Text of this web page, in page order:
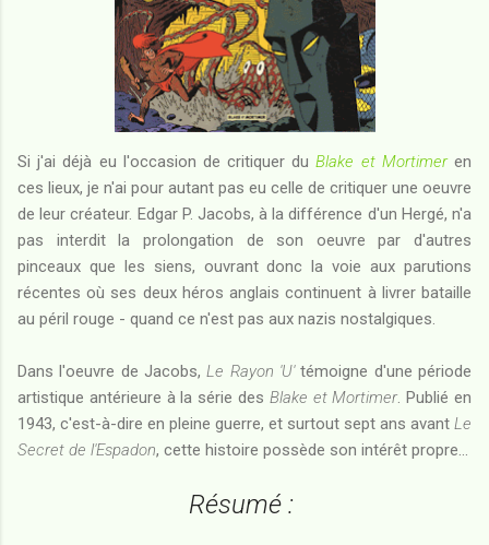
Si j'ai déjà eu l'occasion de critiquer duBlake et Mortimeren
ces lieux, je n'ai pour autant pas eu celle de critiquer une oeuvre
de leur créateur. Edgar P. Jacobs, à la différence d'un Hergé, n'a
pas interdit la prolongation de son oeuvre par d'autres
pinceaux que les siens, ouvrant donc la voie aux parutions
récentes où ses deux héros anglais continuent à livrer bataille
au péril rouge - quand ce n'est pas aux nazis nostalgiques.
Dans l'oeuvre de Jacobs,Le Rayon 'U'témoigne d'une période
artistique antérieure à la série des Blake et Mortimer. Publié en
1943, c'est-à-dire en pleine guerre, et surtout sept ans avant Le
Secret de l'Espadon, cette histoire possède son intérêt propre...
Résumé :